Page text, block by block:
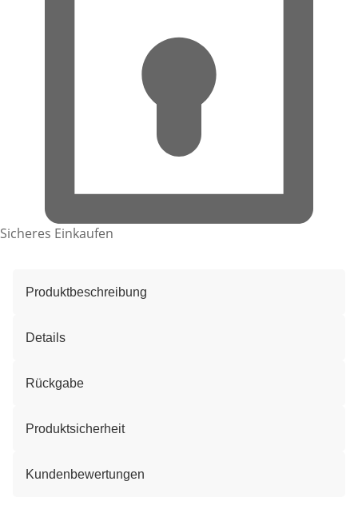
Sicheres Einkaufen
Produktbeschreibung
Details
Rückgabe
Produktsicherheit
Kundenbewertungen